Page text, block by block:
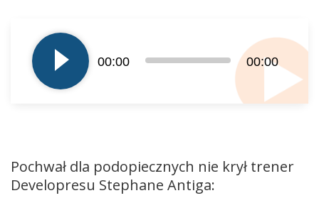
plików
dźwiękowych
00:00 00:00
Pochwał dla podopiecznych nie krył trener
Developresu Stephane Antiga: